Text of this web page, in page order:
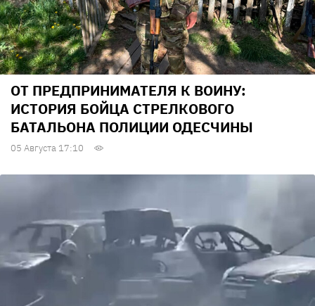
ОТ ПРЕДПРИНИМАТЕЛЯ К ВОИНУ:
ИСТОРИЯ БОЙЦА СТРЕЛКОВОГО
БАТАЛЬОНА ПОЛИЦИИ ОДЕСЧИНЫ
05 Августа 17:10